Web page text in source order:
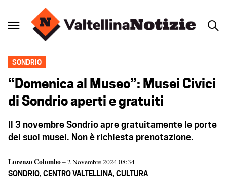
SONDRIO
“Domenica al Museo”: Musei Civici
di Sondrio aperti e gratuiti
Il 3 novembre Sondrio apre gratuitamente le porte
dei suoi musei. Non è richiesta prenotazione.
Lorenzo Colombo– 2 Novembre 2024 08:34
SONDRIO, CENTRO VALTELLINA, CULTURA